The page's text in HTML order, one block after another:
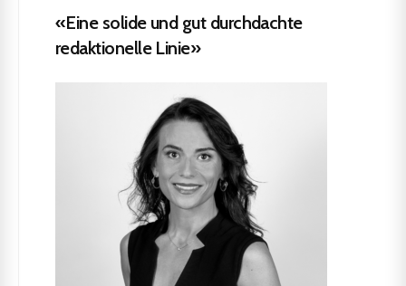
«Eine solide und gut durchdachte
redaktionelle Linie»